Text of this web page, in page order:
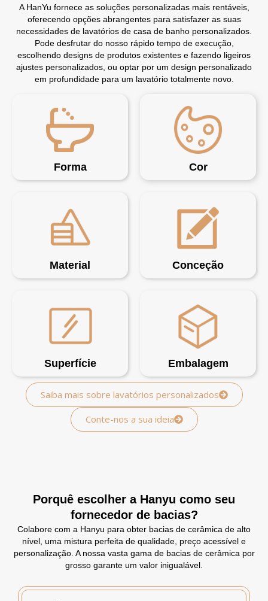
A HanYu fornece as soluções personalizadas mais rentáveis,
oferecendo opções abrangentes para satisfazer as suas
necessidades de lavatórios de casa de banho personalizados.
Pode desfrutar do nosso rápido tempo de execução,
escolhendo designs de produtos existentes e fazendo ligeiros
ajustes personalizados, ou optar por um design personalizado
em profundidade para um lavatório totalmente novo.
Forma Cor
Material Conceção
Superfície Embalagem
Saiba mais sobre lavatórios personalizados
Conte-nos a sua ideia
Porquê escolher a Hanyu como seu
fornecedor de bacias?
Colabore com a Hanyu para obter bacias de cerâmica de alto
nível, uma mistura perfeita de qualidade, preço acessível e
personalização. A nossa vasta gama de bacias de cerâmica por
grosso garante um valor inigualável.